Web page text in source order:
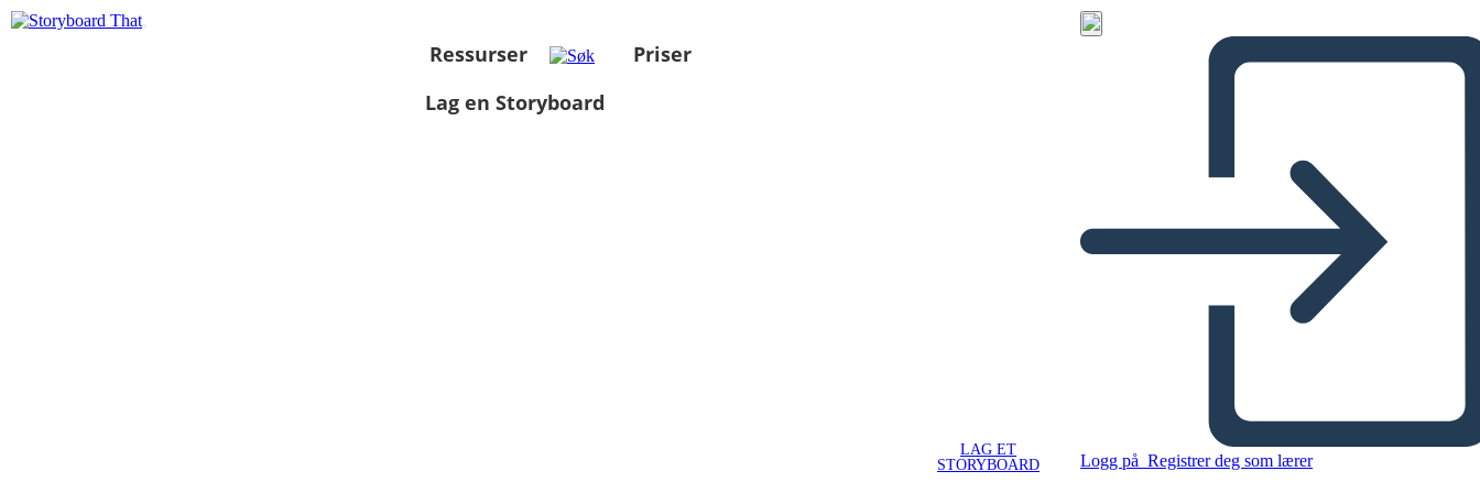
Ressurser
Priser
Lag en Storyboard
LAG ET
STORYBOARD
Logg på Registrer deg som lærer